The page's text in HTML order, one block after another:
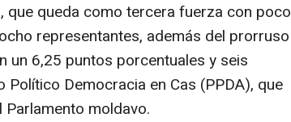
que queda como tercera fuerza con poco
representantes, además del prorruso
un 6,25 puntos porcentuales y seis
Democracia en Cas (PPDA), que
moldavo.